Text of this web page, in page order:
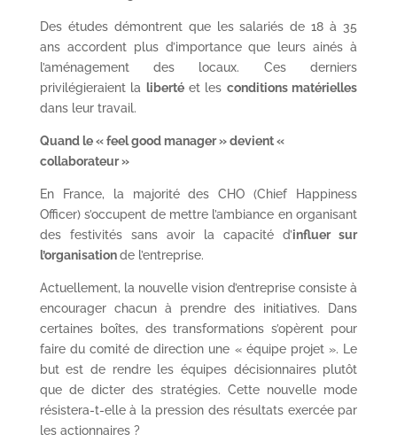
Des études démontrent que les salariés de 18 à 35
ans accordent plus d’importance que leurs ainés à
l’aménagement des locaux. Ces derniers
privilégieraient la libertéet les conditions matérielles
dans leur travail.
Quand le «feelgood manager » devient «
collaborateur »
En France, la majorité des CHO (Chief Happiness
Officer) s’occupent de mettre l’ambiance en organisant
des festivités sans avoir la capacité d’influer sur
l’organisationde l’entreprise.
Actuellement, la nouvelle vision d’entreprise consiste à
encourager chacun à prendre des initiatives. Dans
certaines boîtes, des transformations s’opèrent pour
faire du comité de direction une « équipe projet ». Le
but est de rendre les équipes décisionnaires plutôt
que de dicter des stratégies. Cette nouvelle mode
résistera-t-elle à la pression des résultats exercée par
les actionnaires ?